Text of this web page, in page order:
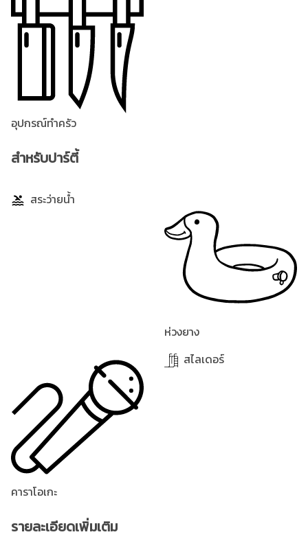
อุปกรณ์ทำครัว
สำหรับปาร์ตี้
สระว่ายน้ำ
ห่วงยาง
คาราโอเกะ
สไลเดอร์
รายละเอียดเพิ่มเติม